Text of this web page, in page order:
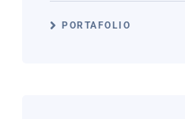
PORTAFOLIO